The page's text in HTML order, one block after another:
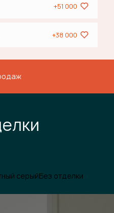
+51 000
+38 000
серыйБез отделки